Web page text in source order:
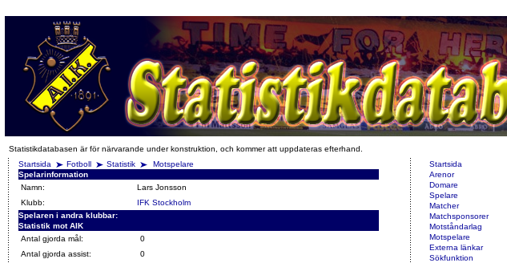
Statistikdatabasen är för närvarande under konstruktion, och kommer att uppdateras efterhand.
Startsida
Fotboll Statistik
Motspelare
Spelarinformation
Namn:
Lars Jonsson
Klubb:
IFK Stockholm
Spelaren i andra klubbar:
Statistik mot AIK
Antal gjorda mål:
0
Antal gjorda assist:
0
Startsida
Arenor
Domare
Spelare
Matcher
Matchsponsorer
Motståndarlag
Motspelare
Externa länkar
Sökfunktion